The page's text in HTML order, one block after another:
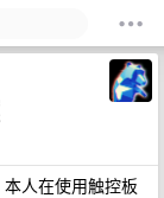
人在使用触控板